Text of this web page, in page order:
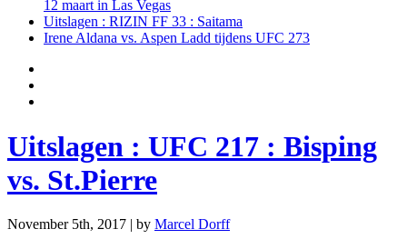
12 maart in Las Vegas
Uitslagen : RIZIN FF 33 : Saitama
Irene Aldana vs. Aspen Ladd tijdens UFC 273
Uitslagen : UFC 217 : Bisping
vs. St.Pierre
November 5th, 2017 | by Marcel Dorff